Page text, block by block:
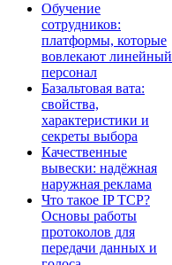
Обучение
сотрудников:
платформы, которые
вовлекают линейный
персонал
Базальтовая вата:
свойства,
характеристики и
секреты выбора
Качественные
вывески: надёжная
наружная реклама
Что такое IP TCP?
Основы работы
протоколов для
передачи данных и